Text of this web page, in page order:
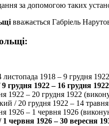
за допомогою таких
вважається Габріель
листопада 1918 – 9 грудня
грудня 1922 – 16 грудня 1922
1922 – 20 грудня 1922
/ 20 грудня 1922 – 14
1926 – 1 червня 1926
червня 1926 – 30 вересня